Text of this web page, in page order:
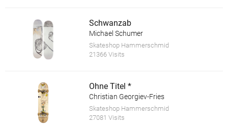
Schwanzab
Michael Schumer
Skateshop Hammerschmid
21366 Visits
Ohne Titel *
Christian Georgiev-Fries
Skateshop Hammerschmid
27081 Visits